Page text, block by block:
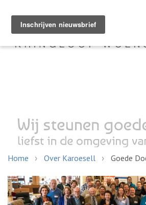
Home Over Karoesell Goede